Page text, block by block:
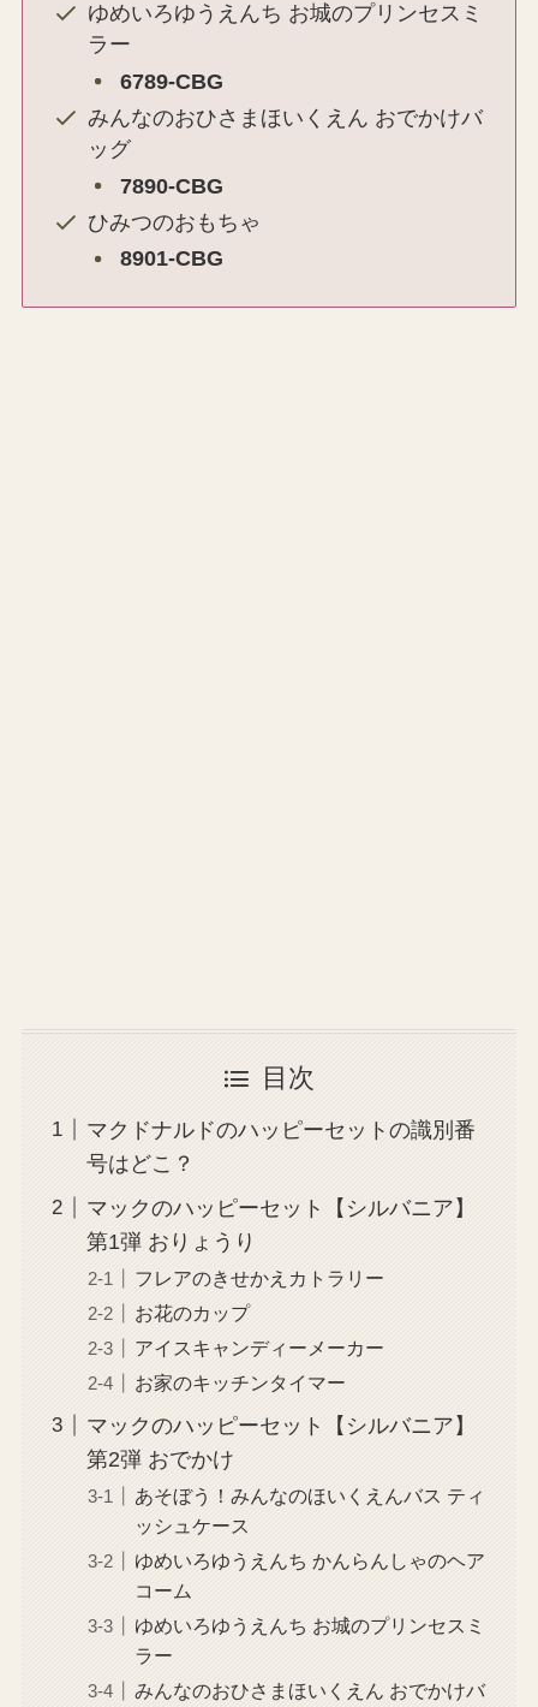
ゆめいろゆうえんち お城のプリンセスミ
ラー
6789-CBG
みんなのおひさまほいくえん おでかけバ
ッグ
7890-CBG
ひみつのおもちゃ
8901-CBG
目次
マクドナルドのハッピーセットの識別番
号はどこ？
マックのハッピーセット【シルバニア】
第1弾 おりょうり
フレアのきせかえカトラリー
お花のカップ
アイスキャンディーメーカー
お家のキッチンタイマー
マックのハッピーセット【シルバニア】
第2弾 おでかけ
あそぼう！みんなのほいくえんバス ティ
ッシュケース
ゆめいろゆうえんち かんらんしゃのヘア
コーム
ゆめいろゆうえんち お城のプリンセスミ
ラー
みんなのおひさまほいくえん おでかけバ